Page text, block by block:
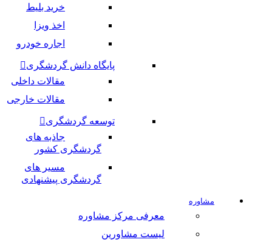
خرید بلیط
اخذ ویزا
اجاره خودرو
پایگاه دانش گردشگری
مقالات داخلی
مقالات خارجی
توسعه گردشگری
جاذبه های
گردشگری کشور
مسیر های
گردشگری پیشنهادی
مشاوره
معرفی مرکز مشاوره
لیست مشاورین